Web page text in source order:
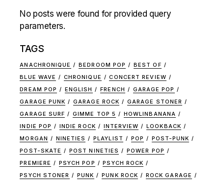
No posts were found for provided query
parameters.
TAGS
ANACHRONIQUE BEDROOM POP
BEST OF
BLUE WAVE
CHRONIQUE
CONCERT REVIEW
DREAM POP
ENGLISH FRENCH
GARAGE POP
GARAGE PUNK
GARAGE ROCK
GARAGE STONER
GARAGE SURF
GIMME TOP 5
HOWLINBANANA
INDIE POP
INDIE ROCK INTERVIEW
LOOKBACK
MORGAN
NINETIES PLAYLIST POP
POST-PUNK
POST-SKATE
POST NINETIES
POWER POP
PREMIERE
PSYCH POP
PSYCH ROCK
PSYCH STONER
PUNK PUNK ROCK
ROCK GARAGE